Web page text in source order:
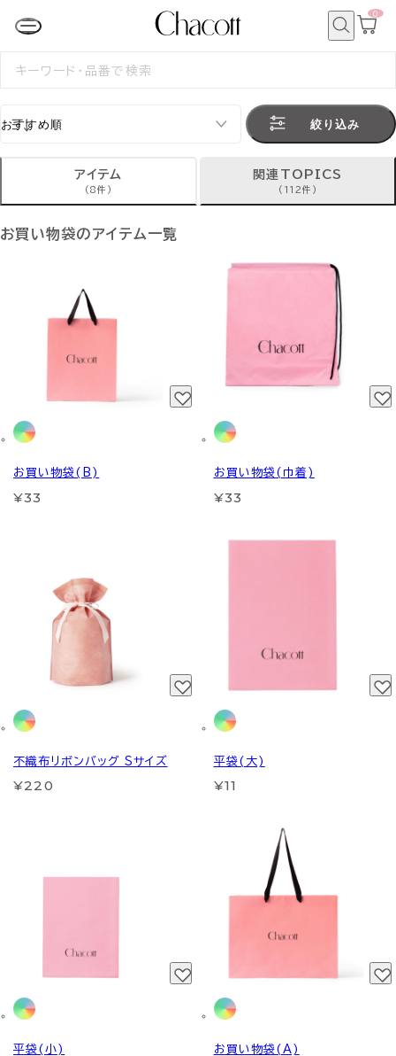
カ
0
検
絞り込み
アイテム
(8件)
関連TOPICS
(112件)
お買い物袋のアイテム一覧
お買い物袋(B)
¥33
お買い物袋(巾着)
¥33
不織布リボンバッグ Sサイズ
¥220
平袋(大)
¥11
平袋(小) お買い物袋(A)